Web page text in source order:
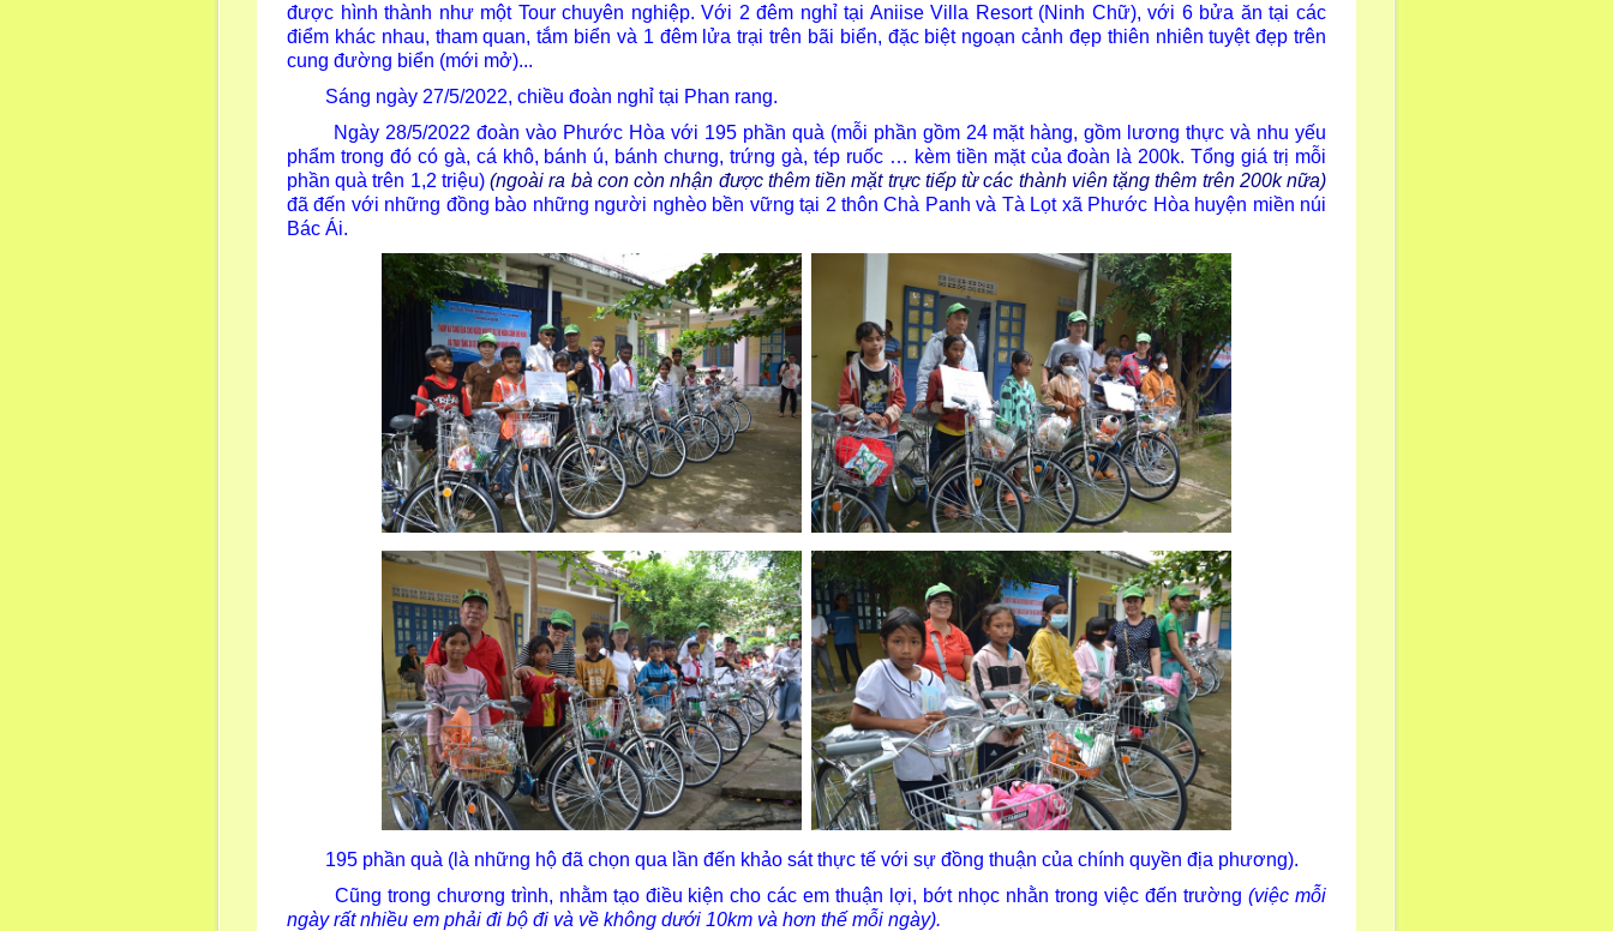
được hình thành như một Tour chuyên nghiệp. Với 2 đêm nghỉ tại Aniise Villa Resort (Ninh Chữ), với 6 bửa ăn tại các
điểm khác nhau, tham quan, tắm biển và 1 đêm lửa trại trên bãi biển, đặc biệt ngoạn cảnh đẹp thiên nhiên tuyệt đẹp trên
cung đường biển (mới mở)...
Sáng ngày 27/5/2022, chiều đoàn nghỉ tại Phan rang.
Ngày 28/5/2022 đoàn vào Phước Hòa với 195 phần quà (mỗi phần gồm 24 mặt hàng, gồm lương thực và nhu yếu
phẩm trong đó có gà, cá khô, bánh ú, bánh chưng, trứng gà, tép ruốc … kèm tiền mặt của đoàn là 200k. Tổng giá trị mỗi
phần quà trên 1,2 triệu)(ngoài ra bà con còn nhận được thêm tiền mặt trực tiếp từ các thành viên tặng thêm trên 200k nữa)
đã đến với những đồng bào những người nghèo bền vững tại 2 thôn Chà Panh và Tà Lọt xã Phước Hòa huyện miền núi
Bác Ái.
195 phần quà (là những hộ đã chọn qua lần đến khảo sát thực tế với sự đồng thuận của chính quyền địa phương).
Cũng trong chương trình, nhằm tạo điều kiện cho các em thuận lợi, bớt nhọc nhằn trong việc đến trường(việc mỗi
ngày rất nhiều em phải đi bộ đi và về không dưới 10km và hơn thế mỗi ngày).